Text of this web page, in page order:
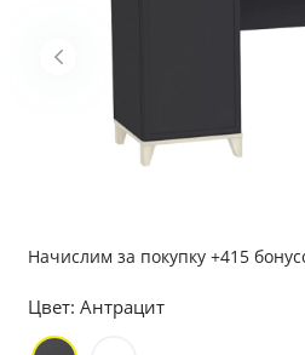
Начислим за покупку +415
Цвет: Антрацит